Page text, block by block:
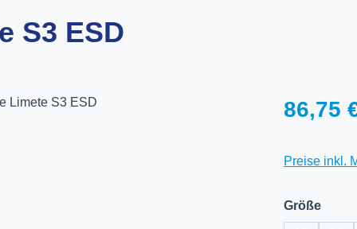
S3 ESD
Regulärer
86,75
Preise inkl.
Größe